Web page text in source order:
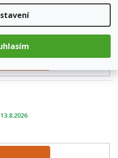
13.8.2026
13.8.2026